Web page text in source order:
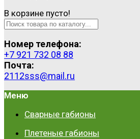
В корзине пусто!
Номер телефона:
+7 921 732 08 88
Почта:
2112sss@mail.ru
Меню
Сварные габионы
Плетеные габионы